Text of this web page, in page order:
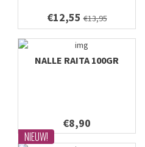
€12,55 €13,95
NALLE RAITA 100GR
€8,90
NIEUW!